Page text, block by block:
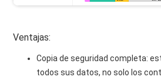
Ventajas:
Copia de seguridad completa:
todos sus datos, no solo los